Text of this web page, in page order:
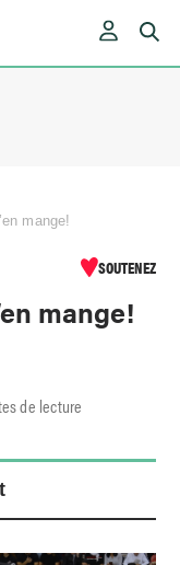
mange!
SOUTENEZ
mange!
de lecture